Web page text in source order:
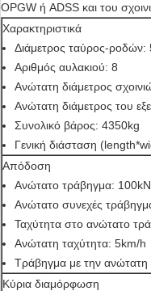
OPGW ή ADSS και του
Χαρακτηριστικά
Διάμετρος ταύρος-ροδών:
Αριθμός αυλακιού: 8
Ανώτατη διάμετρος
Ανώτατη διάμετρος του
Συνολικό βάρος: 4350kg
Γενική διάσταση
Απόδοση
Ανώτατο τράβηγμα: 100kN
Ανώτατο συνεχές
Ταχύτητα στο ανώτατο
Ανώτατη ταχύτητα: 5km/h
Τράβηγμα με την ανώτατη
Κύρια διαμόρφωση